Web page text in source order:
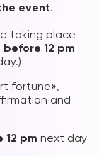
event.
taking place
before 12 pm
fortune»,
and
12 pm next day